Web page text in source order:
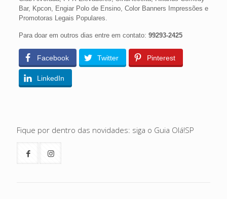
Bar, Kpcon, Engiar Polo de Ensino, Color Banners Impressões e
Promotoras Legais Populares.
Para doar em outros dias entre em contato: 99293-2425
Facebook Twitter Pinterest
LinkedIn
Fique por dentro das novidades: siga o Guia Olá!SP